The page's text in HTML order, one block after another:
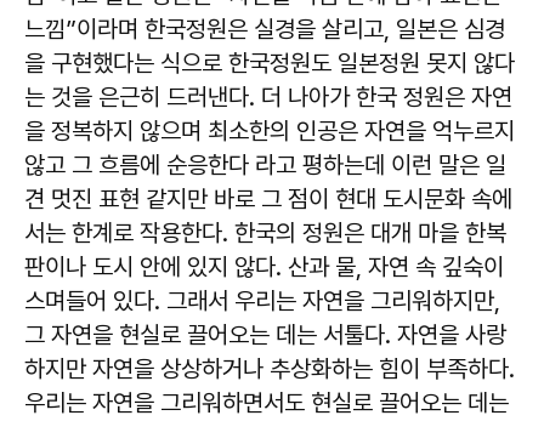
느낌”이라며 한국정원은 실경을 살리고, 일본은 심경
을 구현했다는 식으로 한국정원도 일본정원 못지 않다
는 것을 은근히 드러낸다. 더 나아가 한국 정원은 자연
을 정복하지 않으며 최소한의 인공은 자연을 억누르지
않고 그 흐름에 순응한다 라고 평하는데 이런 말은 일
견 멋진 표현 같지만 바로 그 점이 현대 도시문화 속에
서는 한계로 작용한다. 한국의 정원은 대개 마을 한복
판이나 도시 안에 있지 않다. 산과 물, 자연 속 깊숙이
스며들어 있다. 그래서 우리는 자연을 그리워하지만,
그 자연을 현실로 끌어오는 데는 서툴다. 자연을 사랑
하지만 자연을 상상하거나 추상화하는 힘이 부족하다.
우리는 자연을 그리워하면서도 현실로 끌어오는 데는